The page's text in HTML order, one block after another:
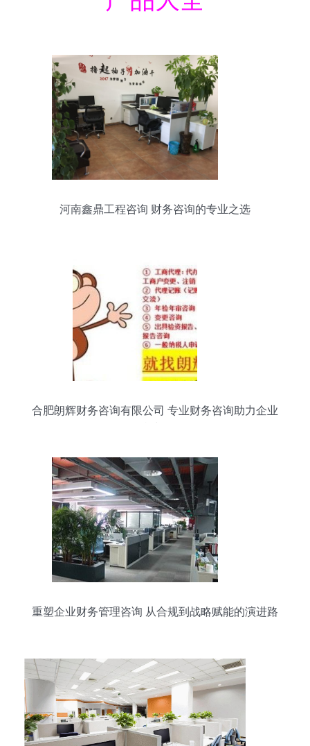
河南鑫鼎工程咨询 财务咨询的专业之选
合肥朗辉财务咨询有限公司 专业财务咨询助力企业
重塑企业财务管理咨询 从合规到战略赋能的演进路